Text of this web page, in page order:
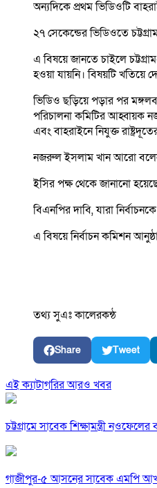
অন্যদিকে প্রথম ভিডিওটি
২৭ সেকেন্ডের ভিডিওতে
এ বিষয়ে জানতে চাইলে
হওয়া যায়নি। বিষয়টি খতিয়ে
ভিডিও ছড়িয়ে পড়ার পর
পরিচালনা কমিটির আহ্বায়ক
এবং বাহরাইনে নিযুক্ত
নজরুল ইসলাম খান আরো বলেন,
ইসির পক্ষ থেকে জানানো
বিএনপির দাবি, যারা
এ বিষয়ে নির্বাচন কমিশন
তথ্য সুএঃ কালেরকন্ঠ
Share Tweet
এই ক্যাটাগরির আরও খবর
চট্টগ্রামে সাবেক শিক্ষামন্ত্রী
গাজীপুর-৫ আসনের সাবেক এমপি